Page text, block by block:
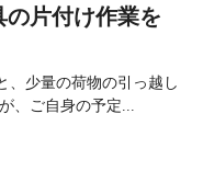
片付け作業を
、少量の荷物の引っ越し
、ご自身の予定...